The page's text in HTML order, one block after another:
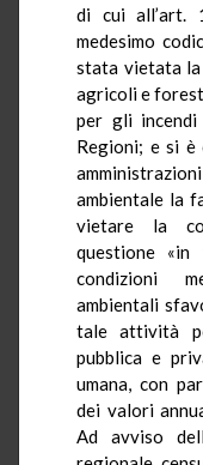
di cui all’art.
medesimo
stata vietata
agricoli e
per gli incendi
Regioni; e si è
ambientale la
vietare la
questione
condizioni
ambientali
tale attività
pubblica e
umana, con
dei valori
Ad avviso